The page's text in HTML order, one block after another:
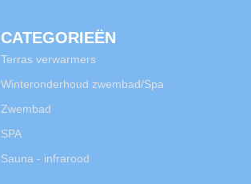
CATEGORIEËN
Terras verwarmers
Winteronderhoud zwembad/Spa
Zwembad
SPA
Sauna - infrarood